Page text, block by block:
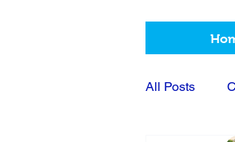
All Posts